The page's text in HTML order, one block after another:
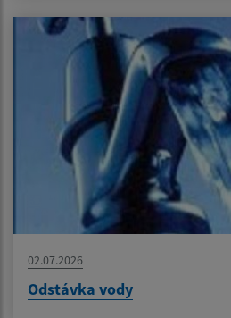
02.07.2026
Odstávka vody